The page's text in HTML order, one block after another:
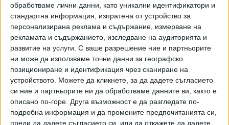
обработваме лични данни, като уникални идентификатори и
стандартна информация, изпратена от устройство за
персонализирана реклама и съдържание, измерване на
рекламата и съдържанието, изследване на аудиторията и
развитие на услуги. С ваше разрешение ние и партньорите
ни може да използваме точни данни за географско
позициониране и идентификация чрез сканиране на
устройството. Можете да кликнете, за да дадете съгласието
си ние и партньорите ни да обработваме данните ви, както е
описано по-горе. Друга възможност е да разгледате по-
подробна информация и да промените предпочитанията си,
преди да дадете съгласието си, или да откажете да дадете
като откъсва по 1 евро от партийните субсидии за
получен глас (със смешния ефект от 3 млн. евро за една
година).
Ако трябва да започне отнякъде бюджетната
дисциплина, то е именно от публичния сектор, където
помпането на заплати и привилегироването на някои
ведомства доведе дотам разходите за персонал да
изпреварват разходите за покриване на дефицита в НОИ.
Дори в по-малкия контекст на пенсионната система